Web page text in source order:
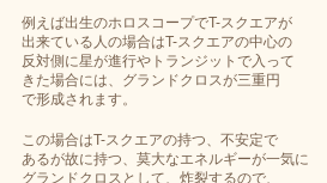
例えば出生のホロスコープでT-スクエアが
出来ている人の場合はT-スクエアの中心の
反対側に星が進行やトランジットで入って
きた場合には、グランドクロスが三重円
で形成されます。
この場合はT-スクエアの持つ、不安定で
あるが故に持つ、莫大なエネルギーが一気に
グランドクロスとして、炸裂するので、